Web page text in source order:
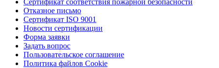
Отказное письмо
Сертификат ISO 9001
Новости сертификации
Форма заявки
Задать вопрос
Пользовательское соглашение
Политика файлов Cookie